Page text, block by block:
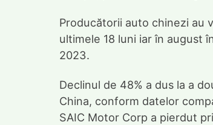
Producătorii auto chinezi au
ultimele 18 luni iar în august
2023.
Declinul de 48% a dus la a
China, conform datelor
SAIC Motor Corp a pierdut